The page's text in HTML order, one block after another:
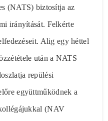
(NATS) biztosítja az
irányítását. Felkérte
Alig egy héttel
után a NATS
repülési
együttműködnek a
(NAV